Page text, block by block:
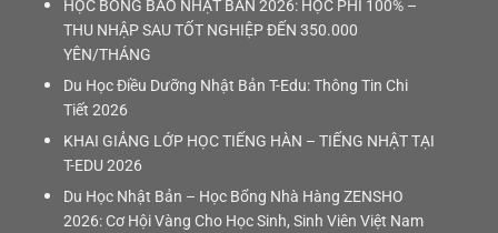
HỌC BỔNG BÁO NHẬT BẢN 2026: HỌC PHÍ 100% –
THU NHẬP SAU TỐT NGHIỆP ĐẾN 350.000
YÊN/THÁNG
Du Học Điều Dưỡng Nhật Bản T-Edu: Thông Tin Chi
Tiết 2026
KHAI GIẢNG LỚP HỌC TIẾNG HÀN – TIẾNG NHẬT TẠI
T-EDU 2026
Du Học Nhật Bản – Học Bổng Nhà Hàng ZENSHO
2026: Cơ Hội Vàng Cho Học Sinh, Sinh Viên Việt Nam